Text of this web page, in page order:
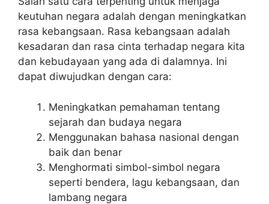
keutuhan negara adalah dengan meningkatkan
rasa kebangsaan. Rasa kebangsaan adalah
kesadaran dan rasa cinta terhadap negara kita
dan kebudayaan yang ada di dalamnya. Ini
dapat diwujudkan dengan cara:
Meningkatkan pemahaman tentang
sejarah dan budaya negara
Menggunakan bahasa nasional dengan
baik dan benar
Menghormati simbol-simbol negara
seperti bendera, lagu kebangsaan, dan
lambang negara